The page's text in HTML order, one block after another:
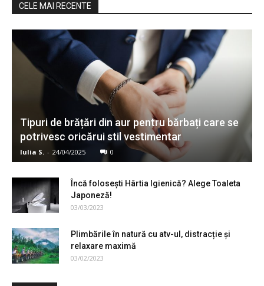
CELE MAI RECENTE
Tipuri de brățări din aur pentru bărbați care se
potrivesc oricărui stil vestimentar
Iulia S. - 24/04/2025 0
Încă folosești Hârtia Igienică? Alege Toaleta
Japoneză!
03/03/2023
Plimbările în natură cu atv-ul, distracție şi
relaxare maximă
03/02/2023